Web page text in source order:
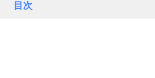
目次